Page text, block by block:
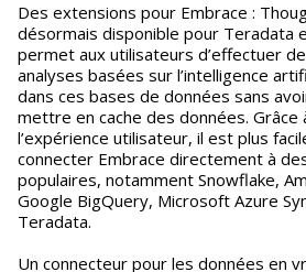
Des extensions pour Embrace :
désormais disponible pour Teradata
permet aux utilisateurs d’effectuer
analyses basées sur l’intelligence
dans ces bases de données sans
mettre en cache des données. Grâce
l’expérience utilisateur, il est plus
connecter Embrace directement à
populaires, notamment Snowflake,
Google BigQuery, Microsoft Azure
Teradata.
Un connecteur pour les données en